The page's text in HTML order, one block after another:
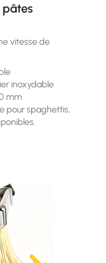
pâtes
vitesse de
inoxydable
mm
pour spaghettis,